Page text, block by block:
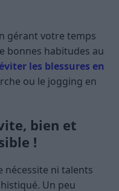
gérant votre temps
bonnes habitudes au
éviter les blessures en
ou le jogging en
bien et
!
nécessite ni talents
Un peu